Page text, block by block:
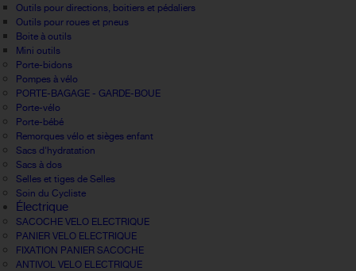
Outils pour directions, boitiers et pédaliers
Outils pour roues et pneus
Boite à outils
Mini outils
Porte-bidons
Pompes à vélo
PORTE-BAGAGE - GARDE-BOUE
Porte-vélo
Porte-bébé
Remorques vélo et sièges enfant
Sacs d'hydratation
Sacs à dos
Selles et tiges de Selles
Soin du Cycliste
Électrique
SACOCHE VELO ELECTRIQUE
PANIER VELO ELECTRIQUE
FIXATION PANIER SACOCHE
ANTIVOL VELO ELECTRIQUE